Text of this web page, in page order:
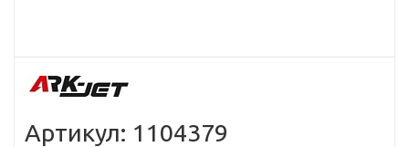
Артикул: 1104379